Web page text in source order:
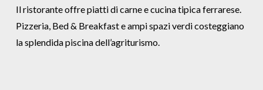
Il ristorante offre piatti di carne e cucina tipica ferrarese.
Pizzeria, Bed & Breakfast e ampi spazi verdi costeggiano
la splendida piscina dell’agriturismo.